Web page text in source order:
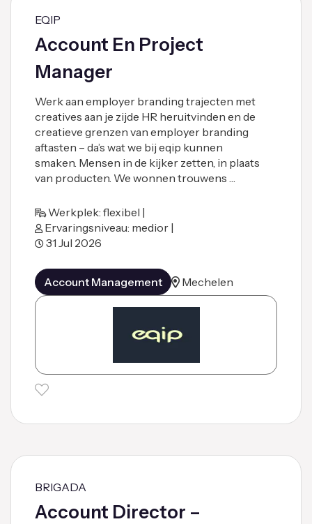
EQIP
Account En Project
Manager
Werk aan employer branding trajecten met
creatives aan je zijde HR heruitvinden en de
creatieve grenzen van employer branding
aftasten – da’s wat we bij eqip kunnen
smaken. Mensen in de kijker zetten, in plaats
van producten. We wonnen trouwens …
Werkplek: flexibel |
Ervaringsniveau: medior |
31 Jul 2026
Account Management Mechelen
BRIGADA
Account Director –